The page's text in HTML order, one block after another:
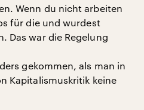
Wenn du nicht arbeiten
für die und wurdest
Das war die Regelung
gekommen, als man in
Kapitalismuskritik keine